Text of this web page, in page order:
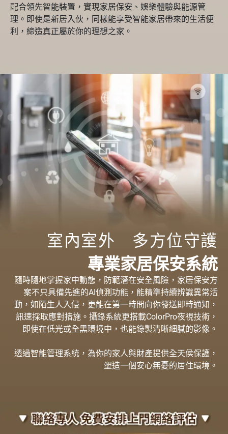
配合領先智能裝置，實現家居保安、娛樂體驗與能源管
理。即使是新居入伙，同樣能享受智能家居帶來的生活便
利，締造真正屬於你的理想之家。
室內室外 多方位守護
專業家居保安系統
隨時隨地掌握家中動態，防範潛在安全風險，家居保安方
案不只具備先進的AI偵測功能，能精準持續辨識異常活
動，如陌生人入侵，更能在第一時間向你發送即時通知，
訊速採取應對措施。攝錄系統更搭載ColorPro夜視技術，
即使在低光或全黑環境中，也能錄製清晰細膩的影像。
透過智能管理系統，為你的家人與財產提供全天侯保護，
塑造一個安心無憂的居住環境。